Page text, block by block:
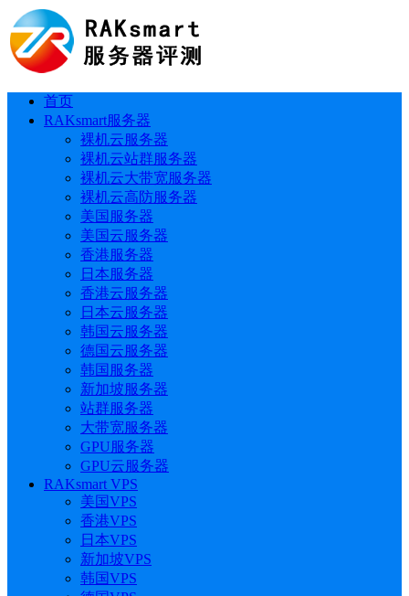
首页
RAKsmart服务器
裸机云服务器
裸机云站群服务器
裸机云大带宽服务器
裸机云高防服务器
美国服务器
美国云服务器
香港服务器
日本服务器
香港云服务器
日本云服务器
韩国云服务器
德国云服务器
韩国服务器
新加坡服务器
站群服务器
大带宽服务器
GPU服务器
GPU云服务器
RAKsmart VPS
美国VPS
香港VPS
日本VPS
新加坡VPS
韩国VPS